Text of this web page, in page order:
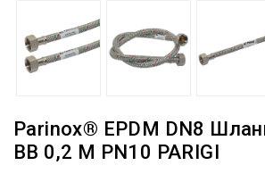
Parinox® EPDM DN8
ВВ 0,2 М PN10 PARIGI